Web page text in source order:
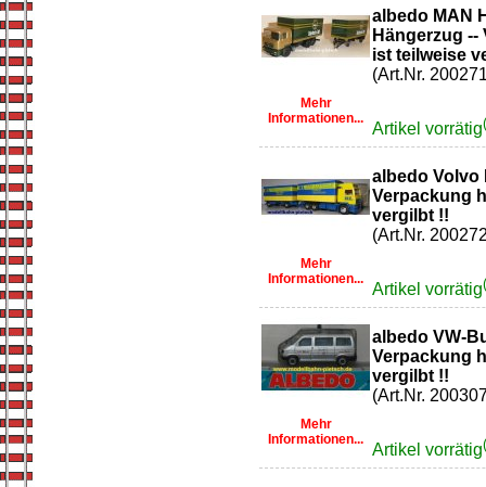
Mehr
Informationen...
albedo MAN
Hängerzug
ist teilweise
(Art.Nr.
Artikel vorrätig
Mehr
Informationen...
albedo Volvo
Verpackung
vergilbt !!
(Art.Nr.
Artikel vorrätig
Mehr
Informationen...
albedo VW-
Verpackung
vergilbt !!
(Art.Nr.
Artikel vorrätig